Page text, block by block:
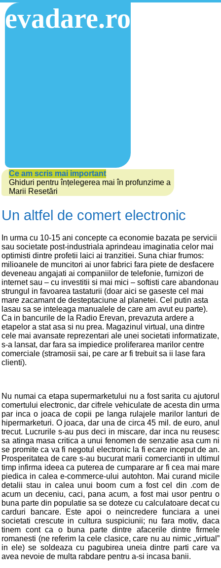
evadare.ro
Ce am scris mai important
Ghiduri pentru înțelegerea mai în profunzime a
Marii Resetări
Un altfel de comert electronic
In urma cu 10-15 ani concepte ca economie bazata pe servicii
sau societate post-industriala aprindeau imaginatia celor mai
optimisti dintre profetii laici ai tranzitiei. Suna chiar frumos:
milioanele de muncitori ai unor fabrici fara piete de desfacere
deveneau angajati ai companiilor de telefonie, furnizori de
internet sau – cu investitii si mai mici – softisti care abandonau
strungul in favoarea tastaturii (doar aici se gaseste cel mai
mare zacamant de desteptaciune al planetei. Cel putin asta
lasau sa se inteleaga manualele de care am avut eu parte).
Ca in bancurile de la Radio Erevan, prevazuta ardere a
etapelor a stat asa si nu prea. Magazinul virtual, una dintre
cele mai avansate reprezentari ale unei societati informatizate,
s-a lansat, dar fara sa impiedice proliferarea marilor centre
comerciale (stramosii sai, pe care ar fi trebuit sa ii lase fara
clienti).
Nu numai ca etapa supermarketului nu a fost sarita cu ajutorul
comertului electronic, dar cifrele vehiculate de acesta din urma
par inca o joaca de copii pe langa rulajele marilor lanturi de
hipermarketuri. O joaca, dar una de circa 45 mil. de euro, anul
trecut. Lucrurile s-au pus deci in miscare, dar inca nu reusesc
sa atinga masa critica a unui fenomen de senzatie asa cum ni
se promite ca va fi negotul electronic la fi ecare inceput de an.
Prosperitatea de care s-au bucurat marii comercianti in ultimul
timp infirma ideea ca puterea de cumparare ar fi cea mai mare
piedica in calea e-commerce-ului autohton. Mai curand micile
detalii stau in calea unui boom cum a fost cel din .com de
acum un deceniu, caci, pana acum, a fost mai usor pentru o
buna parte din populatie sa se doteze cu calculatoare decat cu
carduri bancare. Este apoi o neincredere funciara a unei
societati crescute in cultura suspiciunii; nu fara motiv, daca
tinem cont ca o buna parte dintre afacerile dintre firmele
romanesti (ne referim la cele clasice, care nu au nimic „virtual”
in ele) se soldeaza cu pagubirea uneia dintre parti care va
avea nevoie de multa rabdare pentru a-si incasa banii.